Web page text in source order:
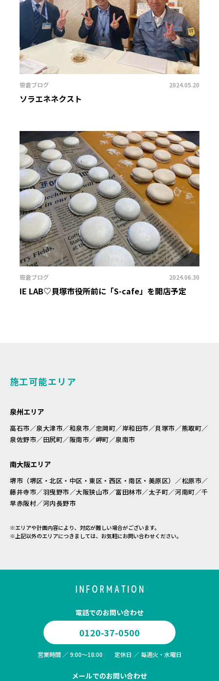
笹倉ブログ 2024.05.20
ソラエネネクスト
笹倉ブログ 2024.06.30
IE LAB♡貝塚市役所前に「S-cafe」を開店予定
施工可能エリア
泉州エリア
高石市／泉大津市／和泉市／忠岡町／岸和田市／貝塚市／熊取町／
泉佐野市／田尻町／阪南市／岬町／泉南市
南大阪エリア
堺市（堺区・北区・中区・東区・西区・南区・美原区）／松原市／
藤井寺市／羽曳野市／大阪狭山市／富田林市／太子町／河南町／千
早赤阪村／河内長野市
※エリアや計画内容により、対応が難しい場合がございます。
※上記以外のエリアにつきましては、お気軽にお問い合わせください。
INFORMATION
電話でのお問い合わせ
0120-37-0500
営業時間 ／ 9:00～18:00 定休日 ／ 毎週火・水曜日
メールでのお問い合わせ